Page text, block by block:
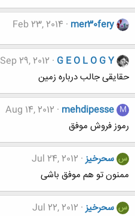
mer30fery
Feb 23, 2014
G E O L O G Y
Sep 29, 2012
حقایقی جالب درباره زمین
M
mehdipesse
Aug 14, 2012
رموز فروش موفق
س سحرخیز Jul 24, 2012
ممنون تو هم موفق باشی
س سحرخیز Jul 22, 2012